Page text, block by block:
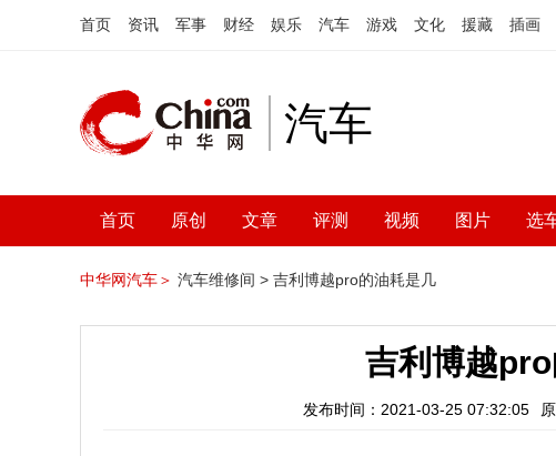
首页 资讯 军事 财经 娱乐 汽车 游戏 文化 援藏 插画
汽车
首页 原创 文章 评测 视频 图片 选
中华网汽车＞ 汽车维修间 > 吉利博越pro的油耗是几
吉利博越
发布时间：2021-03-25 07:32:05